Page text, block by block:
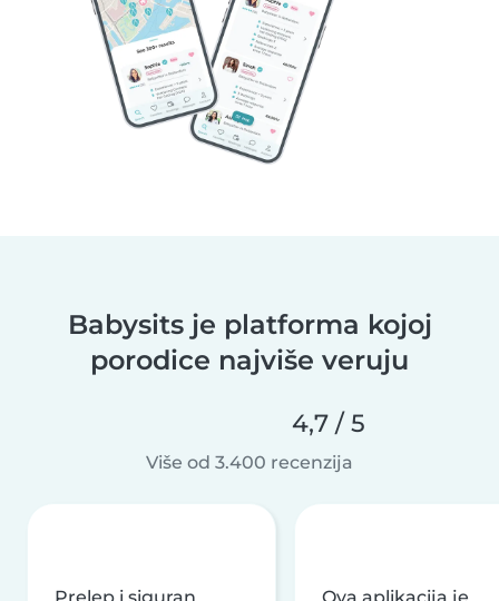
Babysits je platforma kojoj
porodice najviše veruju
4,7 / 5
Više od 3.400 recenzija